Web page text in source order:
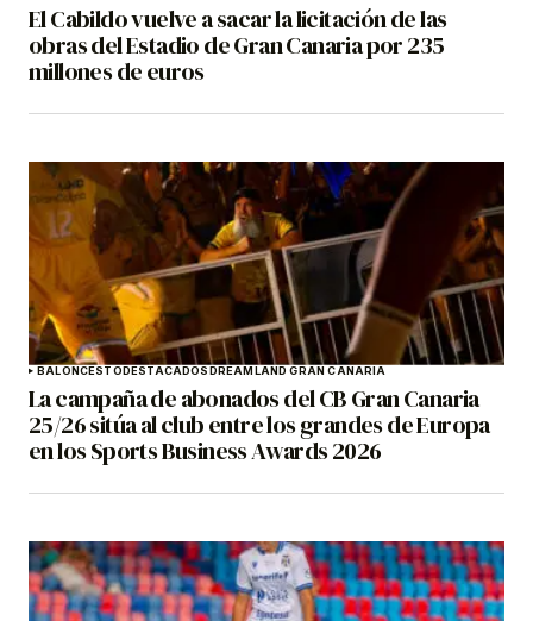
El Cabildo vuelve a sacar la licitación de las
obras del Estadio de Gran Canaria por 235
millones de euros
BALONCESTODESTACADOSDREAMLAND GRAN CANARIA
La campaña de abonados del CB Gran Canaria
25/26 sitúa al club entre los grandes de Europa
en los Sports Business Awards 2026